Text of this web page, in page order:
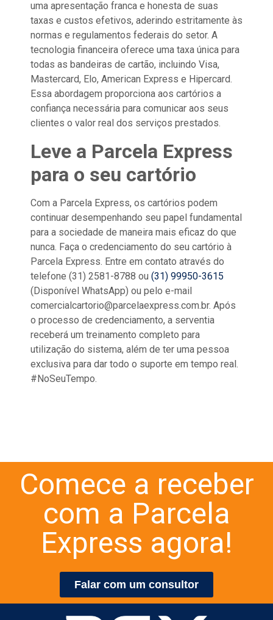
uma apresentação franca e honesta de suas
taxas e custos efetivos, aderindo estritamente às
normas e regulamentos federais do setor. A
tecnologia financeira oferece uma taxa única para
todas as bandeiras de cartão, incluindo Visa,
Mastercard, Elo, American Express e Hipercard.
Essa abordagem proporciona aos cartórios a
confiança necessária para comunicar aos seus
clientes o valor real dos serviços prestados.
Leve a Parcela Express
para o seu cartório
Com a Parcela Express, os cartórios podem
continuar desempenhando seu papel fundamental
para a sociedade de maneira mais eficaz do que
nunca. Faça o credenciamento do seu cartório à
Parcela Express. Entre em contato através do
telefone (31) 2581-8788 ou (31) 99950-3615
(Disponível WhatsApp) ou pelo e-mail
comercialcartorio@parcelaexpress.com.br. Após
o processo de credenciamento, a serventia
receberá um treinamento completo para
utilização do sistema, além de ter uma pessoa
exclusiva para dar todo o suporte em tempo real.
#NoSeuTempo.
Comece a receber
com a Parcela
Express agora!
Falar com um consultor